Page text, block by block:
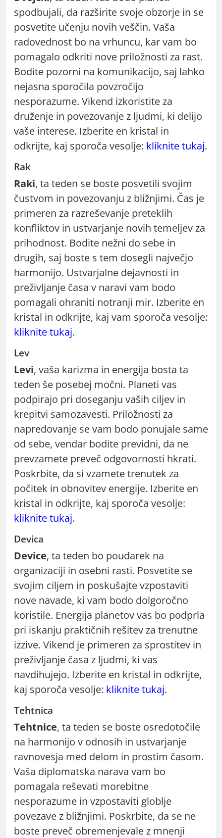
spodbujali, da razširite svoje obzorje in se
posvetite učenju novih veščin. Vaša
radovednost bo na vrhuncu, kar vam bo
pomagalo odkriti nove priložnosti za rast.
Bodite pozorni na komunikacijo, saj lahko
nejasna sporočila povzročijo
nesporazume. Vikend izkoristite za
druženje in povezovanje z ljudmi, ki delijo
vaše interese. Izberite en kristal in
odkrijte, kaj sporoča vesolje: kliknite tukaj.
Rak
Raki, ta teden se boste posvetili svojim
čustvom in povezovanju z bližnjimi. Čas je
primeren za razreševanje preteklih
konfliktov in ustvarjanje novih temeljev za
prihodnost. Bodite nežni do sebe in
drugih, saj boste s tem dosegli največjo
harmonijo. Ustvarjalne dejavnosti in
preživljanje časa v naravi vam bodo
pomagali ohraniti notranji mir. Izberite en
kristal in odkrijte, kaj vam sporoča vesolje:
kliknite tukaj.
Lev
Levi, vaša karizma in energija bosta ta
teden še posebej močni. Planeti vas
podpirajo pri doseganju vaših ciljev in
krepitvi samozavesti. Priložnosti za
napredovanje se vam bodo ponujale same
od sebe, vendar bodite previdni, da ne
prevzamete preveč odgovornosti hkrati.
Poskrbite, da si vzamete trenutek za
počitek in obnovitev energije. Izberite en
kristal in odkrijte, kaj sporoča vesolje:
kliknite tukaj.
Devica
Device, ta teden bo poudarek na
organizaciji in osebni rasti. Posvetite se
svojim ciljem in poskušajte vzpostaviti
nove navade, ki vam bodo dolgoročno
koristile. Energija planetov vas bo podprla
pri iskanju praktičnih rešitev za trenutne
izzive. Vikend je primeren za sprostitev in
preživljanje časa z ljudmi, ki vas
navdihujejo. Izberite en kristal in odkrijte,
kaj sporoča vesolje: kliknite tukaj.
Tehtnica
Tehtnice, ta teden se boste osredotočile
na harmonijo v odnosih in ustvarjanje
ravnovesja med delom in prostim časom.
Vaša diplomatska narava vam bo
pomagala reševati morebitne
nesporazume in vzpostaviti globlje
povezave z bližnjimi. Poskrbite, da se ne
boste preveč obremenjevale z mnenji